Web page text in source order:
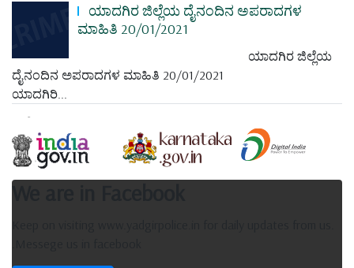
ಯಾದಗಿರ ಜಿಲ್ಲೆಯ ದೈನಂದಿನ ಅಪರಾದಗಳ
ಮಾಹಿತಿ 20/01/2021
ಯಾದಗಿರ ಜಿಲ್ಲೆಯ
ದೈನಂದಿನ ಅಪರಾದಗಳ ಮಾಹಿತಿ 20/01/2021
ಯಾದಗಿರಿ...